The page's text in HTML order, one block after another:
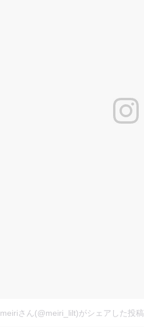
meiriさん(@meiri_lilt)がシェアした投稿